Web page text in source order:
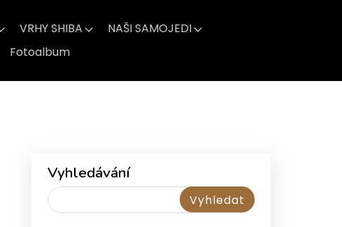
VRHY SHIBA
NAŠI SAMOJEDI
Fotoalbum
Vyhledávání